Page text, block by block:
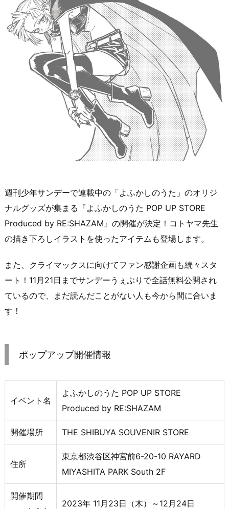
週刊少年サンデーで連載中の「よふかしのうた」のオリジ
ナルグッズが集まる『よふかしのうた POP UP STORE
Produced by RE:SHAZAM』の開催が決定！コトヤマ先生
の描き下ろしイラストを使ったアイテムも登場します。
また、クライマックスに向けてファン感謝企画も続々スタ
ート！11月21日までサンデーうぇぶりで全話無料公開され
ているので、まだ読んだことがない人も今から間に合いま
す！
ポップアップ開催情報
イベント名
よふかしのうた POP UP STORE
Produced by RE:SHAZAM
開催場所 THE SHIBUYA SOUVENIR STORE
住所
東京都渋谷区神宮前6-20-10 RAYARD
MIYASHITA PARK South 2F
開催期間
2023年 11月23日（木）～12月24日